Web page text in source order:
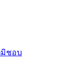
มิชอบ